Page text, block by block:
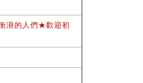
浪的人們★歡迎初